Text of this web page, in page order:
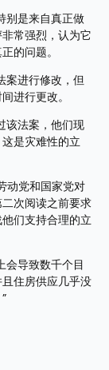
别是来自真正做
常强烈，认为它
的问题。
案进行修改，但
进行更改。
该法案，他们现
是灾难性的立
动党和国家党对
次阅读之前要求
们支持合理的立
会导致数千个目
住房供应几乎没